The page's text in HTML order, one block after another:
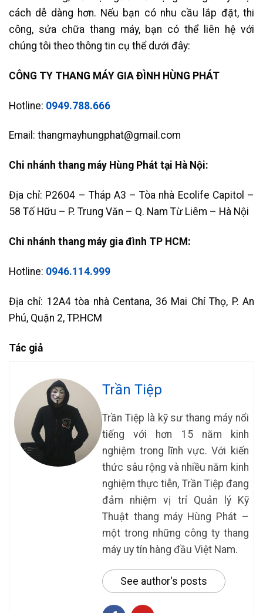
cách dễ dàng hơn. Nếu bạn có nhu cầu lắp đặt, thi
công, sửa chữa thang máy, bạn có thể liên hệ với
chúng tôi theo thông tin cụ thể dưới đây:
CÔNG TY THANG MÁY GIA ĐÌNH HÙNG PHÁT
Hotline: 0949.788.666
Email: thangmayhungphat@gmail.com
Chi nhánh thang máy Hùng Phát tại Hà Nội:
Địa chỉ: P2604 – Tháp A3 – Tòa nhà Ecolife Capitol –
58 Tố Hữu – P. Trung Văn – Q. Nam Từ Liêm – Hà Nội
Chi nhánh thang máy gia đình TP HCM:
Hotline: 0946.114.999
Địa chỉ: 12A4 tòa nhà Centana, 36 Mai Chí Thọ, P. An
Phú, Quận 2, TP.HCM
Tác giả
Trần Tiệp
Trần Tiệp là kỹ sư thang máy nổi
tiếng với hơn 15 năm kinh
nghiệm trong lĩnh vực. Với kiến
thức sâu rộng và nhiều năm kinh
nghiệm thực tiễn, Trần Tiệp đang
đảm nhiệm vị trí Quản lý Kỹ
Thuật thang máy Hùng Phát –
một trong những công ty thang
máy uy tín hàng đầu Việt Nam.
See author's posts